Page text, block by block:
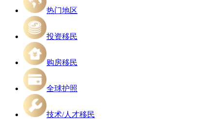
热门地区
投资移民
购房移民
全球护照
技术/人才移民